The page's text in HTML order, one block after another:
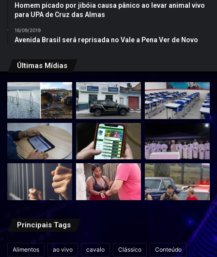
Homem picado por jibóia causa pânico ao levar animal vivo
para UPA de Cruz das Almas
16/09/2019
Avenida Brasil será reprisada no Vale a Pena Ver de Novo
Últimas Mídias
Principais Tags
Alimentos ao vivo cavalo Clássico Conteúdo